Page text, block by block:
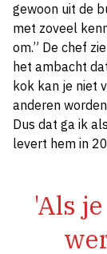
gewoon uit de
met zoveel
om.” De chef
het ambacht
kok kan je niet
anderen
Dus dat ga ik
levert hem in
'Als